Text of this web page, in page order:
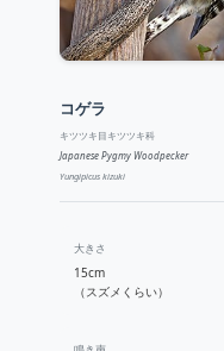
コゲラ
キツツキ目キツツキ科
Japanese Pygmy Woodpecker
Yungipicus kizuki
大きさ
15cm
（スズメくらい）